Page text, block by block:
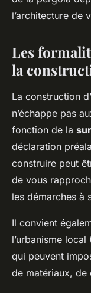
l’architecture de
Les
la
La construction
n’échappe pas
fonction de la
déclaration
construire peut
de vous
les démarches à
Il convient
l’urbanisme
qui peuvent
de matériaux, de